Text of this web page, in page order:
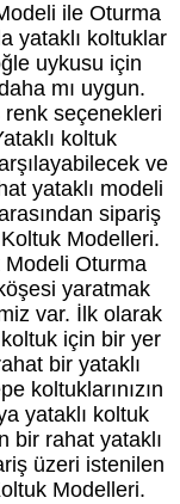
ile Oturma
yataklı koltuklar
uykusu için
mı uygun.
seçenekleri
koltuk
ve
yataklı modeli
sipariş
Modelleri.
Modeli Oturma
yaratmak
var. İlk olarak
için bir yer
bir yataklı
koltuklarınızın
yataklı koltuk
bir rahat yataklı
üzeri istenilen
Modelleri.